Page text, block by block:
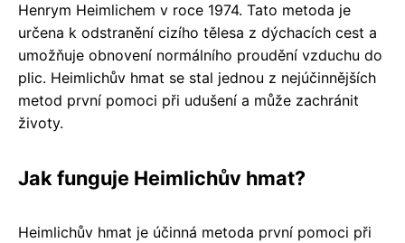
Henrym Heimlichem v roce 1974. Tato metoda je
určena k odstranění cizího tělesa z dýchacích cest a
umožňuje obnovení normálního proudění vzduchu do
plic. Heimlichův hmat se stal jednou z nejúčinnějších
metod první pomoci při udušení a může zachránit
životy.
Jak funguje Heimlichův hmat?
Heimlichův hmat je účinná metoda první pomoci při